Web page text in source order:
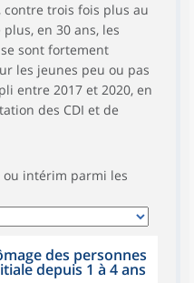
trois fois plus au
en 30 ans, les
sont fortement
les jeunes peu ou pas
entre 2017 et 2020, en
des CDI et de
ou intérim parmi les
des personnes
depuis 1 à 4 ans